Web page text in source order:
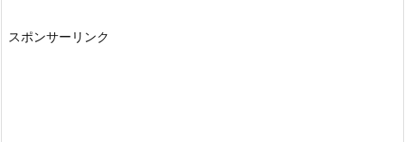
スポンサーリンク